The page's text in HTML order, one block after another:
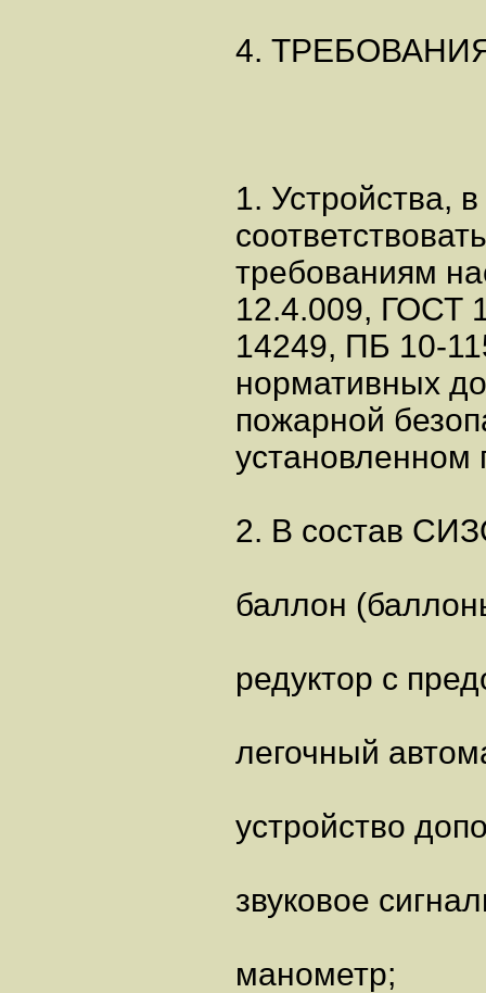
4.
1. Устройства,
соответствовать
требованиям
12.4.009, ГОСТ
14249, ПБ 10-
нормативных
пожарной
установленном
2. В состав
баллон
редуктор с
легочный
устройство
звуковое
манометр;